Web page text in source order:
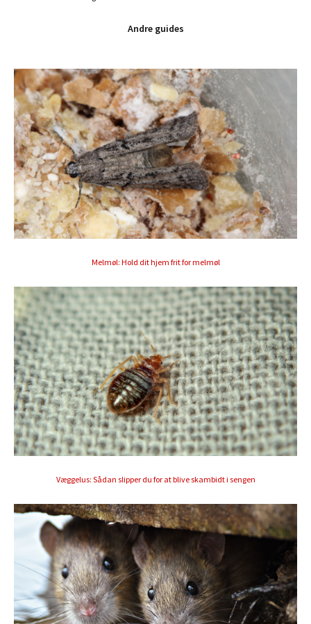
Andre guides
Melmøl: Hold dit hjem frit for melmøl
Væggelus: Sådan slipper du for at blive skambidt i sengen